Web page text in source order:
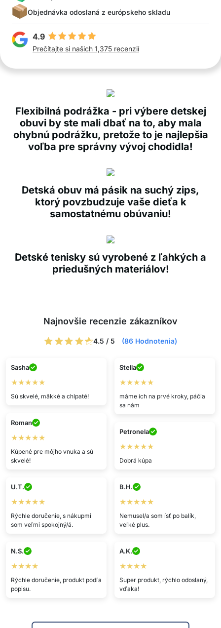
Objednávka odoslaná z európskeho skladu
4.9
Prečítajte si našich 1,375 recenzií
Flexibilná podrážka - pri výbere detskej
obuvi by ste mali dbať na to, aby mala
ohybnú podrážku, pretože to je najlepšia
voľba pre správny vývoj chodidla!
Detská obuv má pásik na suchý zips,
ktorý povzbudzuje vaše dieťa k
samostatnému obúvaniu!
Detské tenisky sú vyrobené z ľahkých a
priedušných materiálov!
Najnovšie recenzie zákazníkov
4.5 / 5 (86 Hodnotenia)
Sasha
★★★★★
Sú skvelé, mäkké a chlpaté!
Stella
★★★★★
máme ich na prvé kroky, páčia
sa nám
Roman
★★★★★
Kúpené pre môjho vnuka a sú
skvelé!
Petronela
★★★★★
Dobrá kúpa
U.T.
★★★★★
Rýchle doručenie, s nákupmi
som veľmi spokojný/á.
B.H.
★★★★★
Nemusel/a som ísť po balík,
veľké plus.
N.S.
★★★★
Rýchle doručenie, produkt podľa
popisu.
A.K.
★★★★
Super produkt, rýchlo odoslaný,
vďaka!